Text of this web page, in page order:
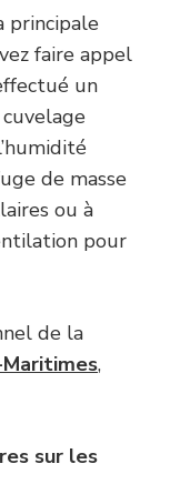
principale
faire appel
un
de masse
ou à
pour
de la
,
sur les